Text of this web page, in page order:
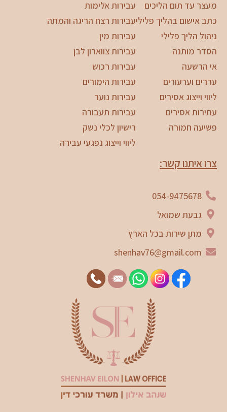
מעצר עד תום הליכים
כתב אישום בהליך פלילי
ניהול הליך פלילי
הסדר מותנה
אי הרשעה
עררים וערעורים
ליווי וייצוג אסירים
עתירות אסירים
פשיעה חמורה
עבירות אלימות
עבירות רצח הריגה והמתה
עבירות מין
עבירות צווארון לבן
עבירות רכוש
עבירות הימורים
עבירות נוער
עבירות תעבורה
רישיון לכלי נשק
ליווי וייצוג נפגעי עבירה
צרו איתנו קשר:
054-9475678
גבעת שמואל
מתן שירות בכל הארץ
shenhav76@gmail.com